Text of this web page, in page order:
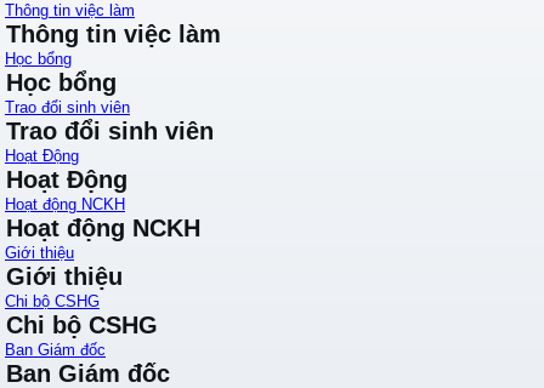
Thông tin việc làm
Thông tin việc làm
Học bổng
Học bổng
Trao đổi sinh viên
Trao đổi sinh viên
Hoạt Động
Hoạt Động
Hoạt động NCKH
Hoạt động NCKH
Giới thiệu
Giới thiệu
Chi bộ CSHG
Chi bộ CSHG
Ban Giám đốc
Ban Giám đốc